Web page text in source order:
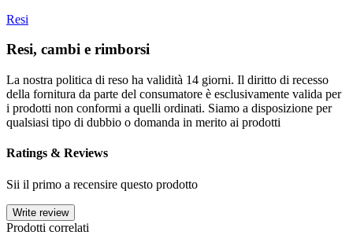
Resi
Resi, cambi e rimborsi
La nostra politica di reso ha validità 14 giorni. Il diritto di recesso
della fornitura da parte del consumatore è esclusivamente valida per
i prodotti non conformi a quelli ordinati. Siamo a disposizione per
qualsiasi tipo di dubbio o domanda in merito ai prodotti
Ratings & Reviews
Sii il primo a recensire questo prodotto
Write review
Prodotti correlati